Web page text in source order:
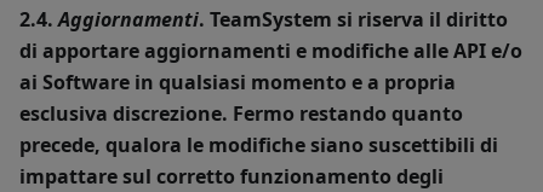
2.4.Aggiornamenti. TeamSystem si riserva il diritto
di apportare aggiornamenti e modifiche alle API e/o
ai Software in qualsiasi momento e a propria
esclusiva discrezione. Fermo restando quanto
precede, qualora le modifiche siano suscettibili di
impattare sul corretto funzionamento degli